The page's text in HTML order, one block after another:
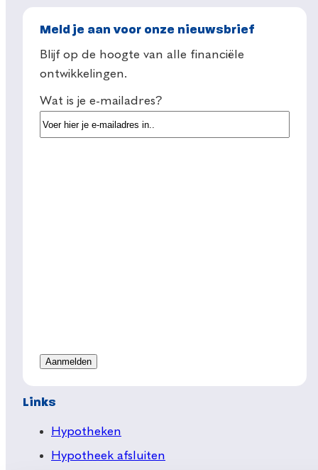
Meld je aan voor onze nieuwsbrief
Blijf op de hoogte van alle financiële
ontwikkelingen.
Wat is je e-mailadres?
Links
Hypotheken
Hypotheek afsluiten